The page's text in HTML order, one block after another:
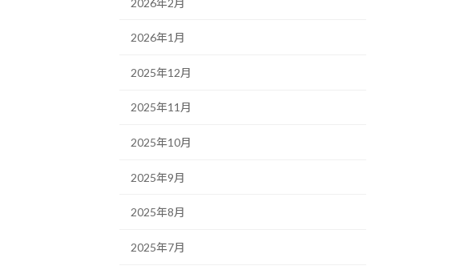
2026年1月
2025年12月
2025年11月
2025年10月
2025年9月
2025年8月
2025年7月